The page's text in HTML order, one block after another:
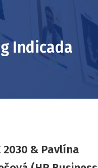
Indicada
2030 & Pavlína